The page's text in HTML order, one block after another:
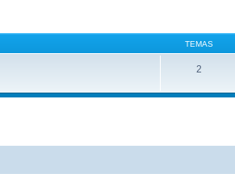
TEMAS
2